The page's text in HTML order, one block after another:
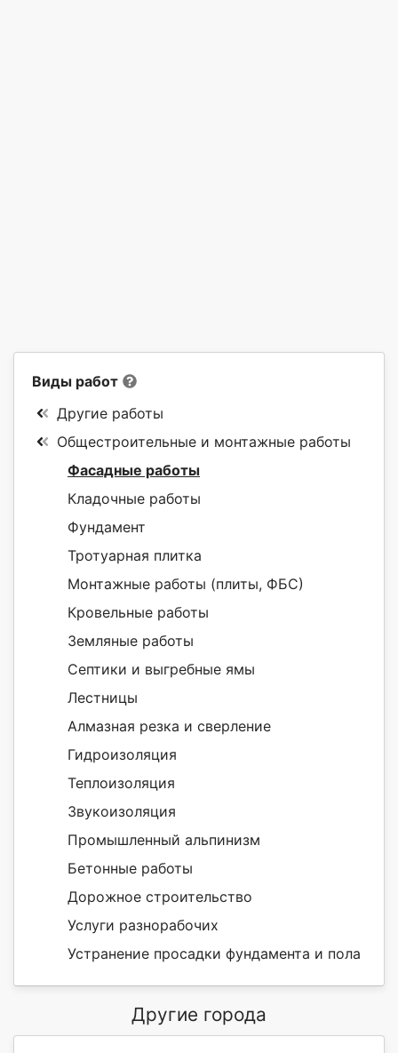
Виды работ
Другие работы
Общестроительные и монтажные работы
Фасадные работы
Кладочные работы
Фундамент
Тротуарная плитка
Монтажные работы (плиты, ФБС)
Кровельные работы
Земляные работы
Септики и выгребные ямы
Лестницы
Алмазная резка и сверление
Гидроизоляция
Теплоизоляция
Звукоизоляция
Промышленный альпинизм
Бетонные работы
Дорожное строительство
Услуги разнорабочих
Устранение просадки фундамента и пола
Другие города